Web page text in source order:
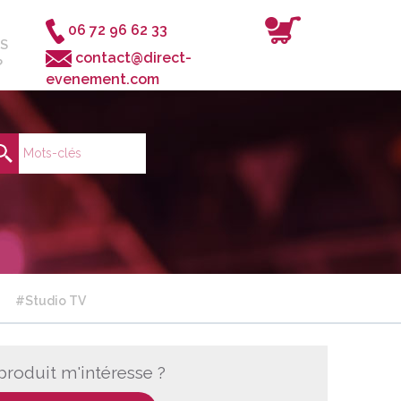
06 72 96 62 33
contact@direct-
evenement.com
#Studio TV
m'intéresse ?